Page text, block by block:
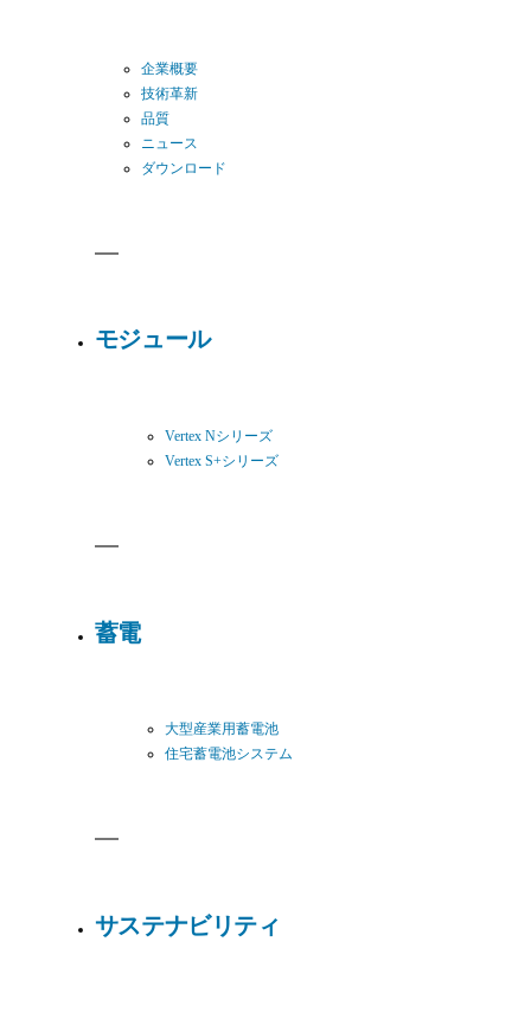
企業概要
技術革新
品質
ニュース
ダウンロード
モジュール
Vertex Nシリーズ
Vertex S+シリーズ
蓄電
大型産業用蓄電池
住宅蓄電池システム
サステナビリティ